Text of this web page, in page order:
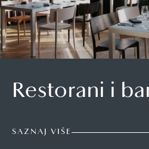
Restorani i
SAZNAJ VIŠE